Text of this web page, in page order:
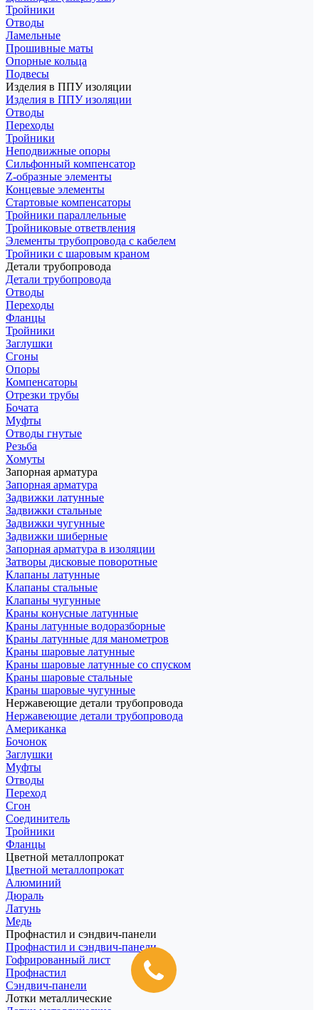
Тройники
Отводы
Ламельные
Прошивные маты
Опорные кольца
Подвесы
Изделия в ППУ изоляции
Изделия в ППУ изоляции
Отводы
Переходы
Тройники
Неподвижные опоры
Cильфонный компенсатор
Z-образные элементы
Концевые элементы
Стартовые компенсаторы
Тройники параллельные
Тройниковые ответвления
Элементы трубопровода с кабелем
Тройники с шаровым краном
Детали трубопровода
Детали трубопровода
Отводы
Переходы
Фланцы
Тройники
Заглушки
Сгоны
Опоры
Компенсаторы
Отрезки трубы
Бочата
Муфты
Отводы гнутые
Резьба
Хомуты
Запорная арматура
Запорная арматура
Задвижки латунные
Задвижки стальные
Задвижки чугунные
Задвижки шиберные
Запорная арматура в изоляции
Затворы дисковые поворотные
Клапаны латунные
Клапаны стальные
Клапаны чугунные
Краны конусные латунные
Краны латунные водоразборные
Краны латунные для манометров
Краны шаровые латунные
Краны шаровые латунные со спуском
Краны шаровые стальные
Краны шаровые чугунные
Нержавеющие детали трубопровода
Нержавеющие детали трубопровода
Американка
Бочонок
Заглушки
Муфты
Отводы
Переход
Сгон
Соединитель
Тройники
Фланцы
Цветной металлопрокат
Цветной металлопрокат
Алюминий
Дюраль
Латунь
Медь
Профнастил и сэндвич-панели
Профнастил и сэндвич-панели
Гофрированный лист
Профнастил
Сэндвич-панели
Лотки металлические